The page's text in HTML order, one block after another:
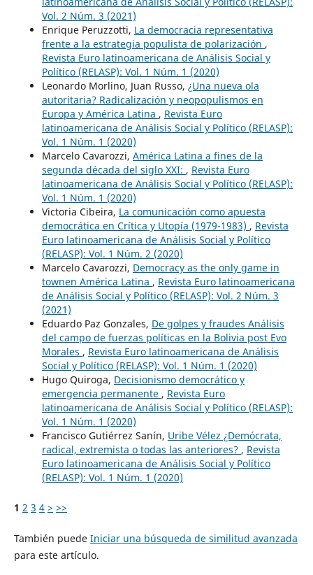
Vol. 2 Núm. 3 (2021)
Enrique Peruzzotti, La democracia representativa
frente a la estrategia populista de polarización ,
Revista Euro latinoamericana de Análisis Social y
Político (RELASP): Vol. 1 Núm. 1 (2020)
Leonardo Morlino, Juan Russo, ¿Una nueva ola
autoritaria? Radicalización y neopopulismos en
Europa y América Latina , Revista Euro
latinoamericana de Análisis Social y Político (RELASP):
Vol. 1 Núm. 1 (2020)
Marcelo Cavarozzi, América Latina a fines de la
segunda década del siglo XXI: , Revista Euro
latinoamericana de Análisis Social y Político (RELASP):
Vol. 1 Núm. 1 (2020)
Victoria Cibeira, La comunicación como apuesta
democrática en Crítica y Utopía (1979-1983) , Revista
Euro latinoamericana de Análisis Social y Político
(RELASP): Vol. 1 Núm. 2 (2020)
Marcelo Cavarozzi, Democracy as the only game in
townen América Latina , Revista Euro latinoamericana
de Análisis Social y Político (RELASP): Vol. 2 Núm. 3
(2021)
Eduardo Paz Gonzales, De golpes y fraudes Análisis
del campo de fuerzas políticas en la Bolivia post Evo
Morales , Revista Euro latinoamericana de Análisis
Social y Político (RELASP): Vol. 1 Núm. 1 (2020)
Hugo Quiroga, Decisionismo democrático y
emergencia permanente , Revista Euro
latinoamericana de Análisis Social y Político (RELASP):
Vol. 1 Núm. 1 (2020)
Francisco Gutiérrez Sanín, Uribe Vélez ¿Demócrata,
radical, extremista o todas las anteriores? , Revista
Euro latinoamericana de Análisis Social y Político
(RELASP): Vol. 1 Núm. 1 (2020)
1 2 3 4 > >>
También puede Iniciar una búsqueda de similitud avanzada
para este artículo.